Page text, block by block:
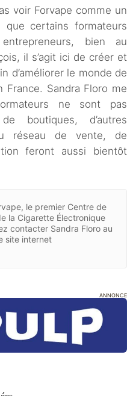
voir Forvape comme un
que certains formateurs
bien au
il s’agit ici de créer et
d’améliorer le monde de
Sandra Floro me
ne sont pas
boutiques, d’autres
réseau de vente, de
feront aussi bientôt
le premier Centre de
la Cigarette Électronique
contacter Sandra Floro au
site internet
ANNONCE